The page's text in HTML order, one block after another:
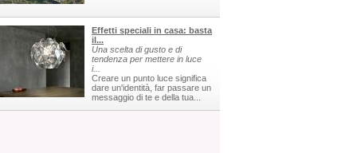
Effetti speciali in casa: basta
il...
Una scelta di gusto e di
tendenza per mettere in luce
i...
Creare un punto luce significa
dare un'identità, far passare un
messaggio di te e della tua...